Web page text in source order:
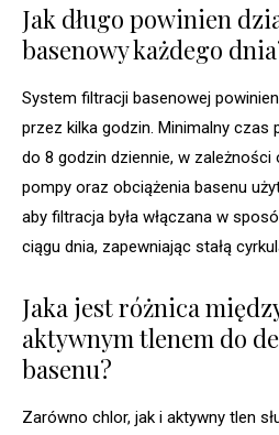
Jak długo powinien
basenowy każdego
System filtracji basenowej
przez kilka godzin. Minimalny
do 8 godzin dziennie, w
pompy oraz obciążenia basenu
aby filtracja była włączana w
ciągu dnia, zapewniając stałą
Jaka jest różnica
aktywnym tlenem do
basenu?
Zarówno chlor, jak i aktywny tlen